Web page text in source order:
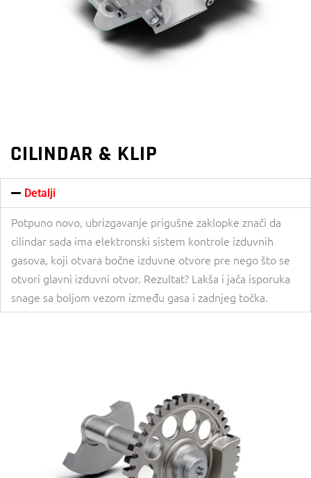
CILINDAR & KLIP
Detalji
Potpuno novo, ubrizgavanje prigušne zaklopke znači da
cilindar sada ima elektronski sistem kontrole izduvnih
gasova, koji otvara bočne izduvne otvore pre nego što se
otvori glavni izduvni otvor. Rezultat? Lakša i jača isporuka
snage sa boljom vezom između gasa i zadnjeg točka.